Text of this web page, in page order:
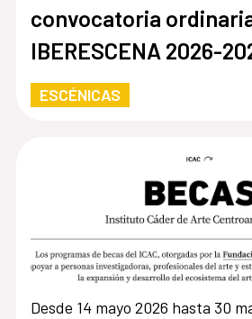
convocatoria
IBERESCENA 2026-
ESCÉNICAS
Desde 14 mayo 2026 hasta 30